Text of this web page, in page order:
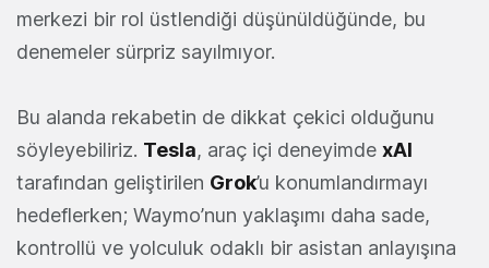
merkezi bir rol üstlendiği düşünüldüğünde, bu
denemeler sürpriz sayılmıyor.
Bu alanda rekabetin de dikkat çekici olduğunu
söyleyebiliriz. Tesla, araç içi deneyimde xAI
tarafından geliştirilen Grok’u konumlandırmayı
hedeflerken; Waymo’nun yaklaşımı daha sade,
kontrollü ve yolculuk odaklı bir asistan anlayışına